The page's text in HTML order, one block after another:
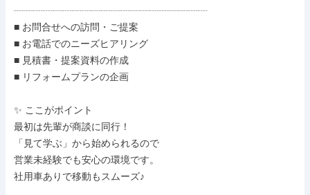
┈┈┈┈┈┈┈┈┈┈┈┈┈┈┈┈┈┈┈┈
■ お問合せへの訪問・ご提案
■ お電話でのニーズヒアリング
■ 見積書・提案資料の作成
■ リフォームプランの企画
✨ ここがポイント
最初は先輩が商談に同行！
「見て学ぶ」から始められるので
営業未経験でも安心の環境です。
社用車ありで移動もスムーズ♪